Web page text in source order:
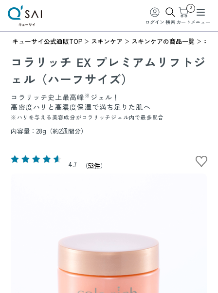
ログイン 検索
0
カート メニュー
キューサイ公式通販TOP スキンケア スキンケアの商品一覧 コ
コラリッチ EX プレミアムリフトジ
ェル（ハーフサイズ）
コラリッチ史上最高峰 ※ ジェル！
高密度ハリと高濃度保湿で満ち足りた肌へ
※ハリを与える美容成分がコラリッチジェル内で最多配合
内容量：28g（約2週間分）
4.7 （53件）